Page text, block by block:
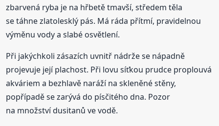
zbarvená ryba je na hřbetě tmavší, středem těla
se táhne zlatolesklý pás. Má ráda přítmí, pravidelnou
výměnu vody a slabé osvětlení.
Při jakýchkoli zásazích uvnitř nádrže se nápadně
projevuje její plachost. Při lovu síťkou prudce proplouvá
akváriem a bezhlavě naráží na skleněné stěny,
popřípadě se zarývá do písčitého dna. Pozor
na množství dusitanů ve vodě.